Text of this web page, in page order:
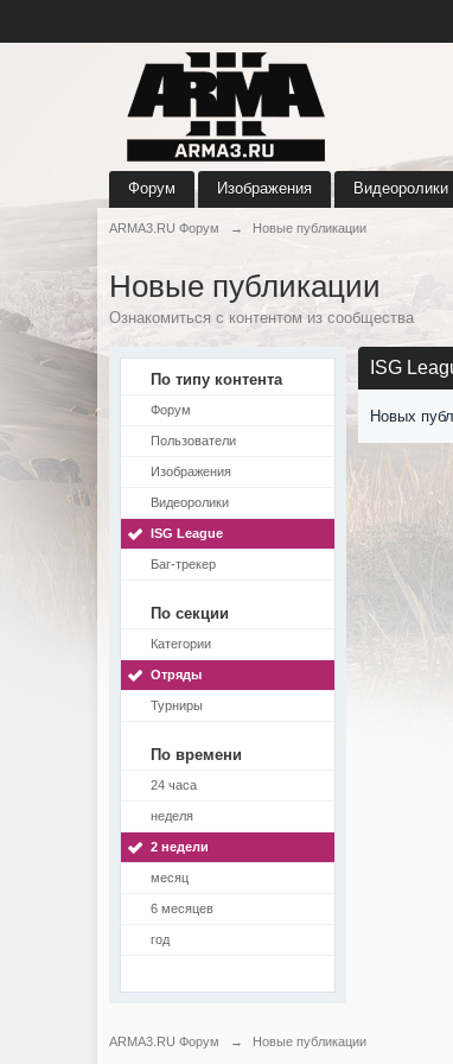
Форум Изображения Видеоролики
ARMA3.RU Форум → Новые публикации
Новые публикации
Ознакомиться с контентом из сообщества
По типу контента
Форум
Пользователи
Изображения
Видеоролики
ISG League
Баг-трекер
По секции
Категории
Отряды
Турниры
По времени
24 часа
неделя
2 недели
месяц
6 месяцев
год
ISG
Новых
ARMA3.RU Форум → Новые публикации